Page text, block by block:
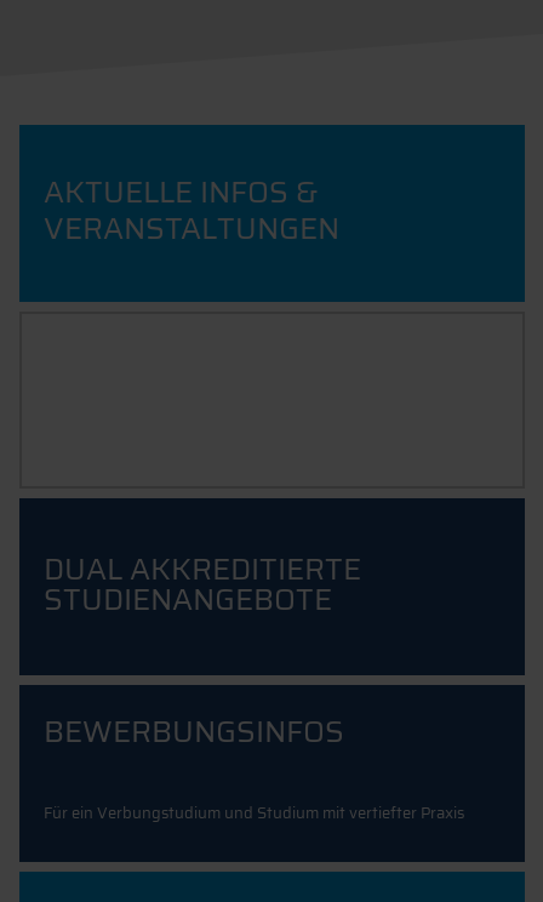
AKTUELLE INFOS &
VERANSTALTUNGEN
DUAL AKKREDITIERTE
STUDIENANGEBOTE
BEWERBUNGSINFOS
Für ein Verbungstudium und Studium mit vertiefter Praxis